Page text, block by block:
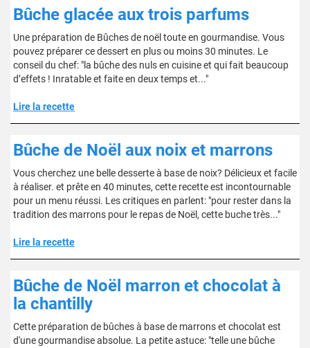
Bûche glacée aux trois parfums
Une préparation de Bûches de noël toute en gourmandise. Vous
pouvez préparer ce dessert en plus ou moins 30 minutes. Le
conseil du chef: "la bûche des nuls en cuisine et qui fait beaucoup
d’effets ! Inratable et faite en deux temps et..."
Lire la recette
Bûche de Noël aux noix et marrons
Vous cherchez une belle desserte à base de noix? Délicieux et facile
à réaliser. et prête en 40 minutes, cette recette est incontournable
pour un menu réussi. Les critiques en parlent: "pour rester dans la
tradition des marrons pour le repas de Noël, cette buche très..."
Lire la recette
Bûche de Noël marron et chocolat à
la chantilly
Cette préparation de bûches à base de marrons et chocolat est
d'une gourmandise absolue. La petite astuce: "telle une bûche